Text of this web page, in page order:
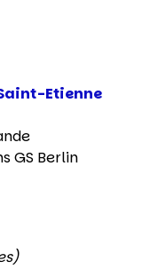
Etienne
GS Berlin